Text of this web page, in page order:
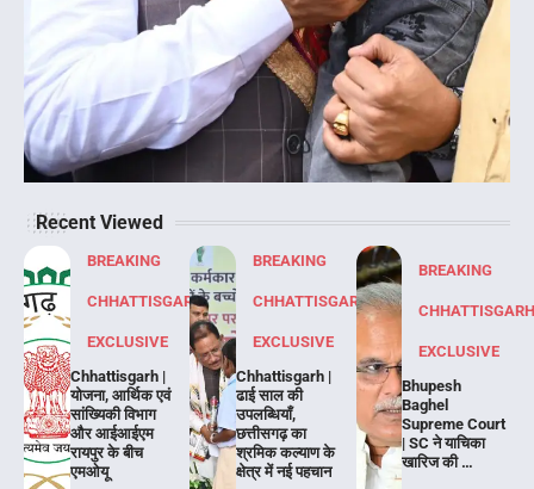
Recent Viewed
BREAKING
CHHATTISGARH
EXCLUSIVE
Chhattisgarh |
योजना, आर्थिक एवं
सांख्यिकी विभाग
और आईआईएम
रायपुर के बीच
एमओयू
BREAKING
CHHATTISGARH
EXCLUSIVE
Chhattisgarh |
ढाई साल की
उपलब्धियाँ,
छत्तीसगढ़ का
श्रमिक कल्याण के
क्षेत्र में नई पहचान
BREAKING
EXCLUSIVE
Bhupesh
Baghel
Supreme Court
| SC ने याचिका
खारिज की …